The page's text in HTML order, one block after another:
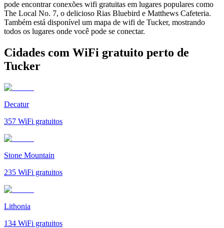
pode encontrar conexões wifi gratuitas em lugares populares como
The Local No. 7, o delicioso Rias Bluebird e Matthews Cafeteria.
Também está disponível um mapa de wifi de Tucker, mostrando
todos os lugares onde você pode se conectar.
Cidades com WiFi gratuito perto de
Tucker
Decatur
357 WiFi gratuitos
Stone Mountain
235 WiFi gratuitos
Lithonia
134 WiFi gratuitos